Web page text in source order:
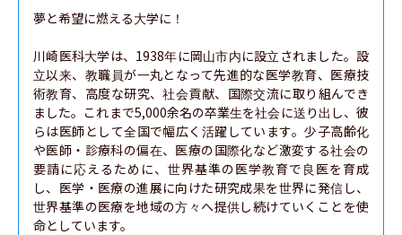
医学部
薬学部
工学部
農学部
夢と希望に燃える大学に！
川崎医科大学は、1938年に岡山市内に設立されました。設
立以来、教職員が一丸となって先進的な医学教育、医療技
術教育、高度な研究、社会貢献、国際交流に取り組んでき
ました。これまで5,000余名の卒業生を社会に送り出し、彼
らは医師として全国で幅広く活躍しています。少子高齢化
や医師・診療科の偏在、医療の国際化など激変する社会の
要請に応えるために、世界基準の医学教育で良医を育成
し、医学・医療の進展に向けた研究成果を世界に発信し、
世界基準の医療を地域の方々へ提供し続けていくことを使
命としています。